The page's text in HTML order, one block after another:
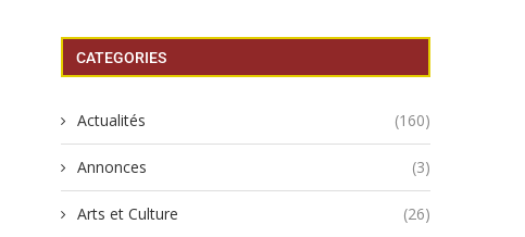
CATEGORIES
Actualités (160)
Annonces (3)
Arts et Culture (26)